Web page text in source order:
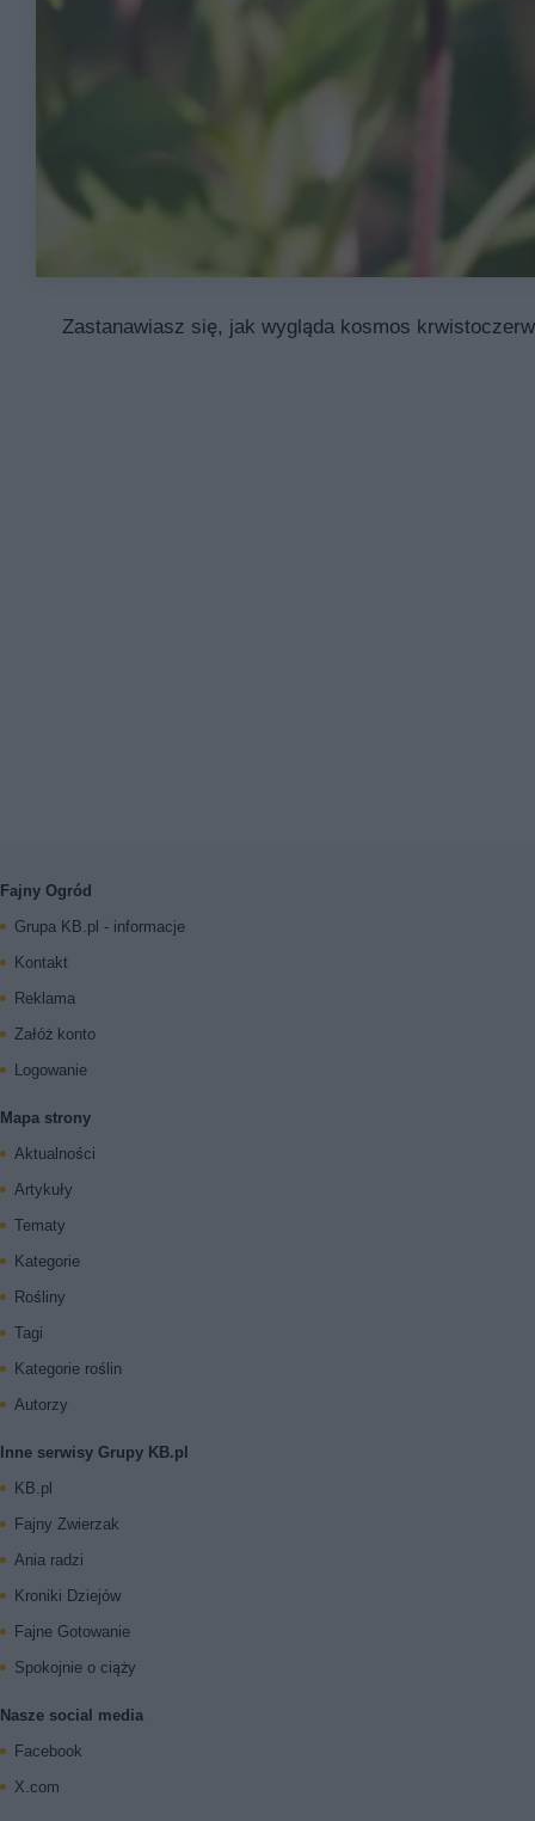
Zastanawiasz się, jak wygląda kosmos
Fajny Ogród
Grupa KB.pl - informacje
Kontakt
Reklama
Załóż konto
Logowanie
Mapa strony
Aktualności
Artykuły
Tematy
Kategorie
Rośliny
Tagi
Kategorie roślin
Autorzy
Inne serwisy Grupy KB.pl
KB.pl
Fajny Zwierzak
Ania radzi
Kroniki Dziejów
Fajne Gotowanie
Spokojnie o ciąży
Nasze social media
Facebook
X.com